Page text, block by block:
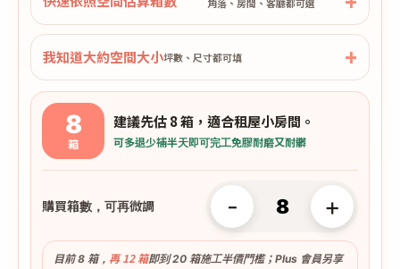
我知道大約空間大小坪數、尺寸都可填
8
箱
建議先估 8 箱，適合租屋小房間。
可多退少補半天即可完工免膠耐磨又耐髒
購買箱數，可再微調 - +
目前 8 箱， 再 12 箱即到 20 箱施工半價門檻；Plus 會員另享